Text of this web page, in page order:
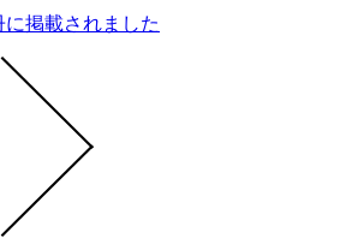
に掲載されました